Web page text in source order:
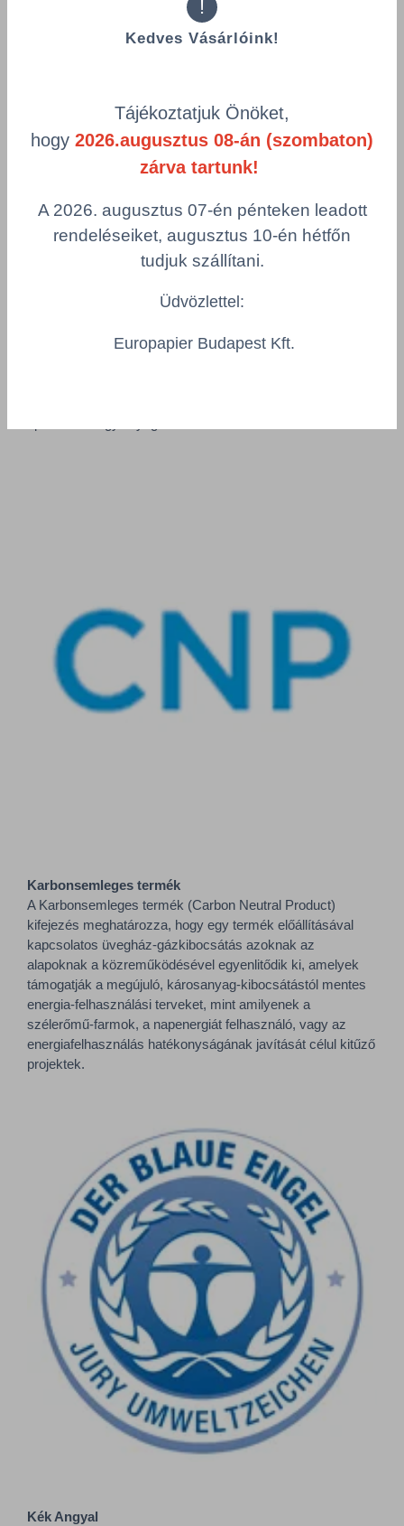
megjelölés olyan átfogó ökocímke, amely mind a friss,
Karbonsemleges termék
A Karbonsemleges termék (Carbon Neutral Product)
kifejezés meghatározza, hogy egy termék előállításával
kapcsolatos üvegház-gázkibocsátás azoknak az
alapoknak a közreműködésével egyenlitődik ki, amelyek
támogatják a megújuló, károsanyag-kibocsátástól mentes
energia-felhasználási terveket, mint amilyenek a
szélerőmű-farmok, a napenergiát felhasználó, vagy az
energiafelhasználás hatékonyságának javítását célul kitűző
projektek.
Kék Angyal
!
Kedves Vásárlóink!
Tájékoztatjuk Önöket,
hogy 2026.augusztus 08-án (szombaton)
zárva tartunk!
A 2026. augusztus 07-én pénteken leadott
rendeléseiket, augusztus 10-én hétfőn
tudjuk szállítani.
Üdvözlettel:
Europapier Budapest Kft.